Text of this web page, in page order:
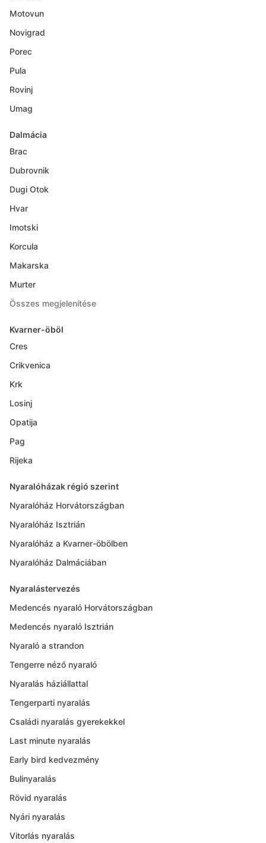
Motovun
Novigrad
Porec
Pula
Rovinj
Umag
Dalmácia
Brac
Dubrovnik
Dugi Otok
Hvar
Imotski
Korcula
Makarska
Murter
Összes megjelenítése
Kvarner-öböl
Cres
Crikvenica
Krk
Losinj
Opatija
Pag
Rijeka
Nyaralóházak régió szerint
Nyaralóház Horvátországban
Nyaralóház Isztrián
Nyaralóház a Kvarner-öbölben
Nyaralóház Dalmáciában
Nyaralástervezés
Medencés nyaraló Horvátországban
Medencés nyaraló Isztrián
Nyaraló a strandon
Tengerre néző nyaraló
Nyaralás háziállattal
Tengerparti nyaralás
Családi nyaralás gyerekekkel
Last minute nyaralás
Early bird kedvezmény
Bulinyaralás
Rövid nyaralás
Nyári nyaralás
Vitorlás nyaralás